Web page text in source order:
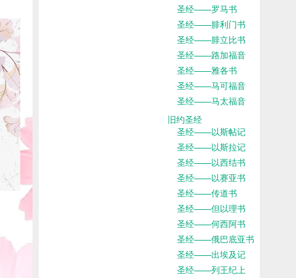
圣经——罗马书
圣经——腓利门书
圣经——腓立比书
圣经——路加福音
圣经——雅各书
圣经——马可福音
圣经——马太福音
旧约圣经
圣经——以斯帖记
圣经——以斯拉记
圣经——以西结书
圣经——以赛亚书
圣经——传道书
圣经——但以理书
圣经——何西阿书
圣经——俄巴底亚书
圣经——出埃及记
圣经——列王纪上